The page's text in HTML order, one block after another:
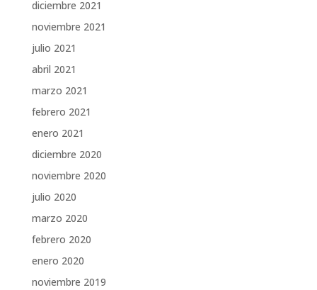
diciembre 2021
noviembre 2021
julio 2021
abril 2021
marzo 2021
febrero 2021
enero 2021
diciembre 2020
noviembre 2020
julio 2020
marzo 2020
febrero 2020
enero 2020
noviembre 2019